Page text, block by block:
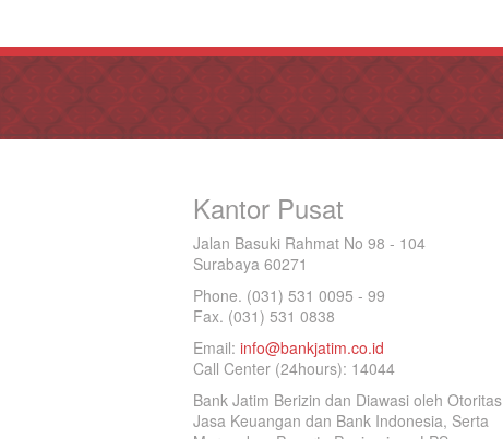
Kantor Pusat
Jalan Basuki Rahmat No 98 - 104
Surabaya 60271
Phone. (031) 531 0095 - 99
Fax. (031) 531 0838
Email: info@bankjatim.co.id
Call Center (24hours): 14044
Bank Jatim Berizin dan Diawasi oleh Otoritas
Jasa Keuangan dan Bank Indonesia, Serta